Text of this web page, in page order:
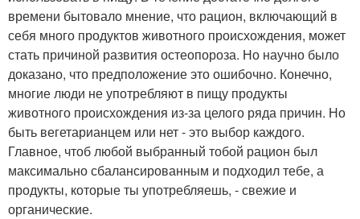
времени бытовало мнение, что рацион, включающий в
себя много продуктов животного происхождения, может
стать причиной развития остеопороза. Но научно было
доказано, что предположение это ошибочно. Конечно,
многие люди не употребляют в пищу продукты
животного происхождения из-за целого ряда причин. Но
быть вегетарианцем или нет - это выбор каждого.
Главное, чтоб любой выбранный тобой рацион был
максимально сбалансированным и подходил тебе, а
продукты, которые ты употребляешь, - свежие и
органические.